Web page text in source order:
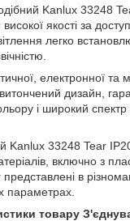
Kanlux 33248
якості за
легко
електронної та
дизайн,
і широкий
Kanlux 33248 Tear
включно з
в
параметрах.
товару